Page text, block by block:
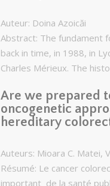
Auteur: Doina Azoicăi
Abstract: The fundament
back in time, in 1988, in
Charles Mérieux. The
Are we prepared
oncogenetic
hereditary
Auteurs: Mioara C. Matei,
Résumé: Le cancer
important de la santé